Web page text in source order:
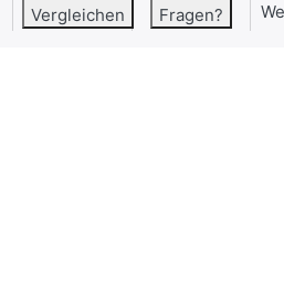
Vergleichen Fragen?